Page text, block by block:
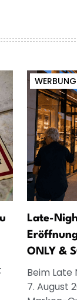
WERBUNG
Late-
ONLY &
Beim Late
7. August